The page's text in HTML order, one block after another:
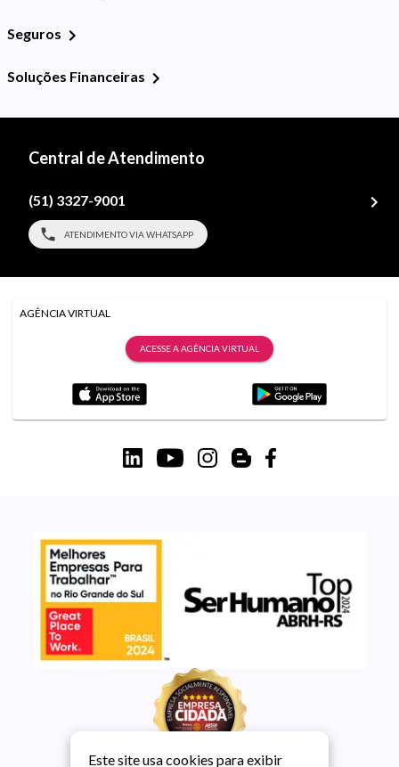
Seguros
Soluções Financeiras
Central de Atendimento
(51) 3327-9001
ATENDIMENTO VIA WHATSAPP
AGÊNCIA VIRTUAL
ACESSE A AGÊNCIA VIRTUAL
Este site usa cookies para exibir